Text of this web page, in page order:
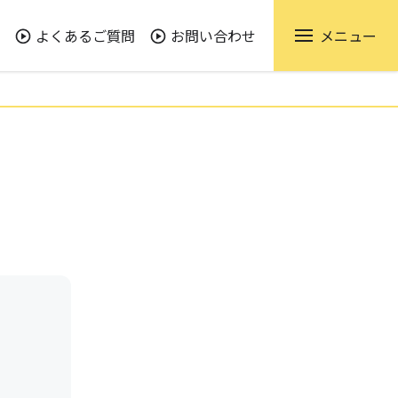
よくあるご質問 お問い合わせ メニュー